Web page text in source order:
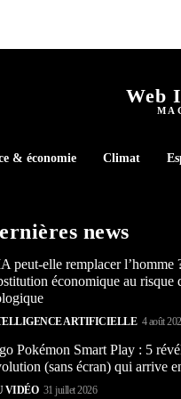
Web
& économie Climat
news
peut-elle remplacer l’homme
économique au risque
ARTIFICIELLE 4 août
Pokémon Smart Play : 5
(sans écran) qui arrive
VIDÉO 31 juillet 2026